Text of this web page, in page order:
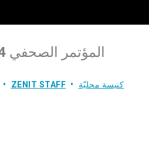
المؤتمر الصحفي 24 – 26 أيار 2014
ZENIT STAFF كنيسة محليّة